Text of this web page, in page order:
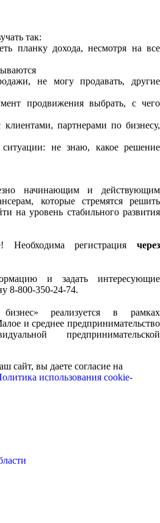
так:
планку дохода, несмотря на все
не могу продавать, другие
продвижения выбрать, с чего
партнерами по бизнесу,
не знаю, какое решение
начинающим и действующим
которые стремятся решить
на уровень стабильного развития
Необходима регистрация через
и задать интересующие
8-800-350-24-74.
реализуется в рамках
и среднее предпринимательство
предпринимательской
сайт, вы даете согласие на
использования cookie-